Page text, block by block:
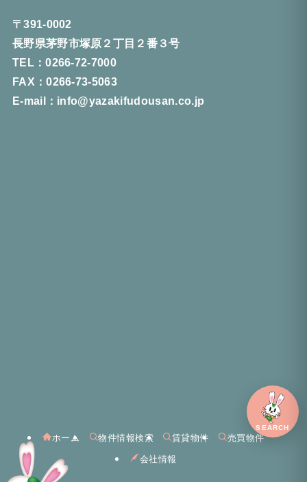
〒391-0002
長野県茅野市塚原２丁目２番３号
TEL：0266-72-7000
FAX：0266-73-5063
E-mail：info@yazakifudousan.co.jp
ホーム 物件情報検索 賃貸物件 売買物件
会社情報
SEARCH
物
件